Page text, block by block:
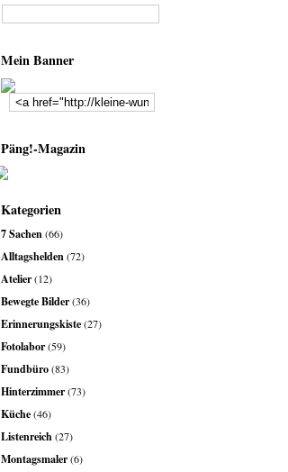
Mein Banner
Päng!-Magazin
Kategorien
7 Sachen(66)
Alltagshelden(72)
Atelier(12)
Bewegte Bilder(36)
Erinnerungskiste(27)
Fotolabor(59)
Fundbüro(83)
Hinterzimmer(73)
Küche(46)
Listenreich(27)
Montagsmaler(6)